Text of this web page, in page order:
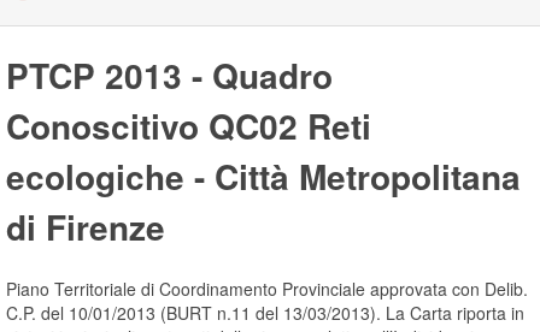
PTCP 2013 - Quadro
Conoscitivo QC02 Reti
ecologiche - Città Metropolitana
di Firenze
Piano Territoriale di Coordinamento Provinciale approvata con Delib.
C.P. del 10/01/2013 (BURT n.11 del 13/03/2013). La Carta riporta in